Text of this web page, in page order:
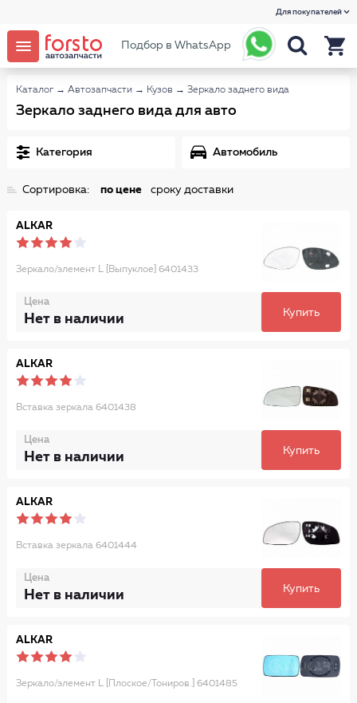
Для покупателей
Подбор в WhatsApp
Каталог → Автозапчасти → Кузов → Зеркало заднего вида
Зеркало заднего вида для авто
Категория Автомобиль
Сортировка: по цене сроку доставки
ALKAR
Зеркало/элемент L [Выпуклое] 6401433
Цена
Нет в наличии Купить
ALKAR
Вставка зеркала 6401438
Цена
Нет в наличии Купить
ALKAR
Вставка зеркала 6401444
Цена
Нет в наличии Купить
ALKAR
Зеркало/элемент L [Плоское/Тониров.] 6401485